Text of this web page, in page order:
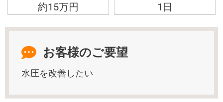
約15万円 1日
お客様のご要望
水圧を改善したい